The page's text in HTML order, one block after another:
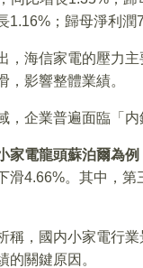
1.16%；歸母淨利潤
，海信家電的壓力
，影響整體業績。
，企業普遍面臨「内
家電龍頭蘇泊爾為例
滑4.66%。其中，
稱，國内小家電行
的關鍵原因。